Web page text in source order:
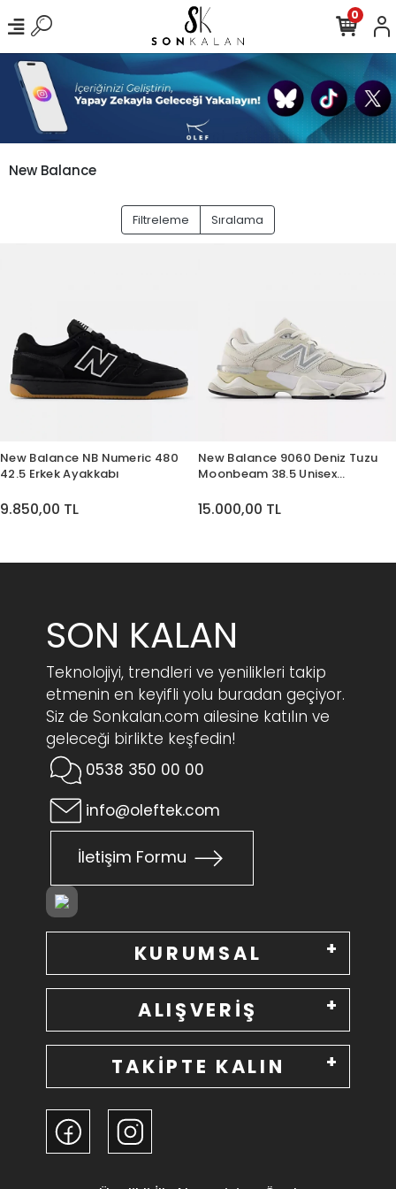
0
New Balance
Filtreleme Sıralama
New Balance NB Numeric 480
42.5 Erkek Ayakkabı
9.850,00 TL
New Balance 9060 Deniz Tuzu
Moonbeam 38.5 Unisex
15.000,00 TL
SON KALAN
Teknolojiyi, trendleri ve yenilikleri takip
etmenin en keyifli yolu buradan geçiyor.
Siz de Sonkalan.com ailesine katılın ve
geleceği birlikte keşfedin!
0538 350 00 00
info@oleftek.com
İletişim Formu
KURUMSAL
ALIŞVERİŞ
TAKİPTE KALIN